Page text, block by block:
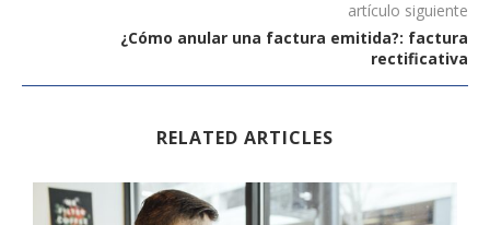
artículo siguiente
¿Cómo anular una factura emitida?: factura
rectificativa
RELATED ARTICLES